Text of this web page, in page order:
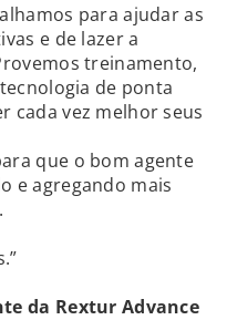
para ajudar as
e de lazer a
treinamento,
de ponta
cada vez melhor seus
que o bom agente
e agregando mais
da Rextur Advance